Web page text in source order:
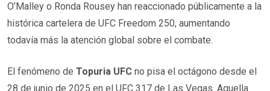
O’Malley o Ronda Rousey han reaccionado públicamente a la
histórica cartelera de UFC Freedom 250, aumentando
todavía más la atención global sobre el combate.
El fenómeno de Topuria UFC no pisa el octágono desde el
28 de junio de 2025 en el UFC 317 de Las Vegas. Aquella